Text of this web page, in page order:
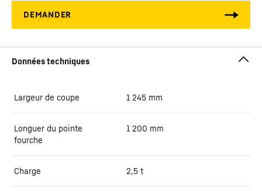
Largeur de coupe 1 245 mm
Longuer du pointe
fourche
1 200 mm
Charge 2,5 t